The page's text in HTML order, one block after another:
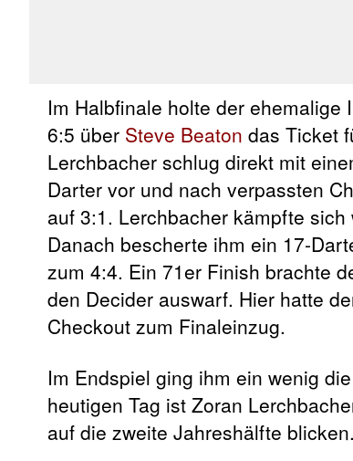
Im Halbfinale holte der
6:5 über Steve Beaton das Ticket
Lerchbacher schlug direkt mit
Darter vor und nach verpassten
auf 3:1. Lerchbacher kämpfte
Danach bescherte ihm ein 17-
zum 4:4. Ein 71er Finish brachte
den Decider auswarf. Hier hatte
Checkout zum Finaleinzug.
Im Endspiel ging ihm ein wenig
heutigen Tag ist Zoran
auf die zweite Jahreshälfte blicken.